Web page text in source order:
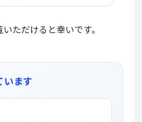
ただけると幸いです。
います